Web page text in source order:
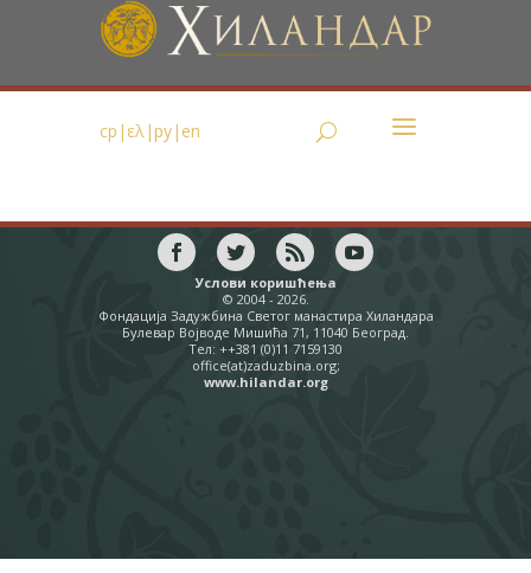
ср | ελ|ру| en
Услови коришћења
© 2004 - 2026.
Фондација Задужбина Светог манастира Хиландара
Булевар Војводе Мишића 71, 11040 Београд.
Тел: ++381 (0)11 7159130
office(at)zaduzbina.org;
www.hilandar.org